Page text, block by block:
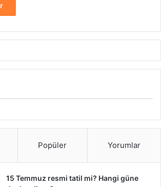
Popüler Yorumlar
15 Temmuz resmi tatil mi? Hangi güne